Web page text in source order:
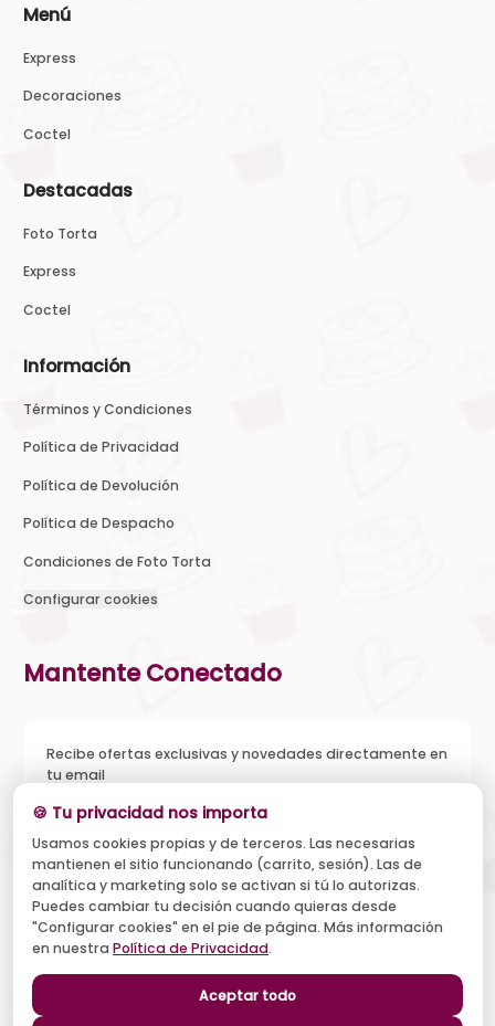
Menú
Express
Decoraciones
Coctel
Destacadas
Foto Torta
Express
Coctel
Información
Términos y Condiciones
Política de Privacidad
Política de Devolución
Política de Despacho
Condiciones de Foto Torta
Configurar cookies
Mantente Conectado
Recibe ofertas exclusivas y novedades directamente en
tu email
Acepto recibir novedades y ofertas, y el tratamiento de mi
email según la Política de Privacidad . Puedo darme de baja
cuando quiera.
Suscribirse
🍪 Tu privacidad nos importa
Usamos cookies propias y de terceros. Las necesarias
mantienen el sitio funcionando (carrito, sesión). Las de
analítica y marketing solo se activan si tú lo autorizas.
Puedes cambiar tu decisión cuando quieras desde
"Configurar cookies" en el pie de página. Más información
en nuestra Política de Privacidad.
Aceptar todo